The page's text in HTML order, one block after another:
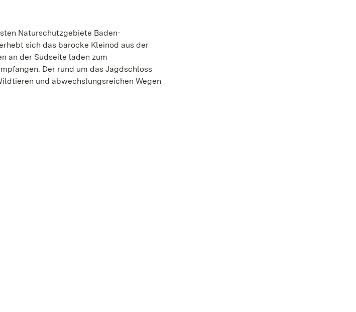
Naturschutzgebiete Baden-
sich das barocke Kleinod aus der
an der Südseite laden zum
Der rund um das Jagdschloss
und abwechslungsreichen Wegen